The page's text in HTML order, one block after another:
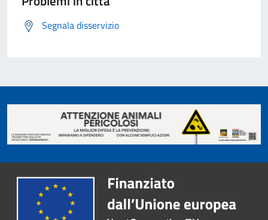
Segnala disservizio